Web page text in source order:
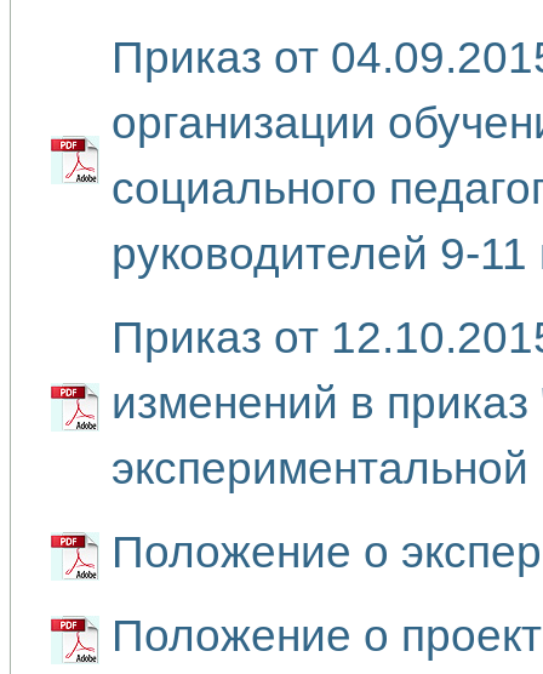
Приказ от
организации
социального
руководителей 9-11
Приказ от
изменений в
Положение о
Положение о